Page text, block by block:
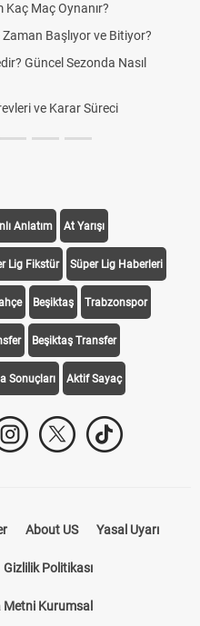
Maç Oynanır?
Başlıyor ve Bitiyor?
Güncel Sezonda Nasıl
ve Karar Süreci
Anlatım At Yarışı
Lig Fikstür Süper Lig Haberleri
Beşiktaş Trabzonspor
Beşiktaş Transfer
Sonuçları Aktif Sayaç
About US Yasal Uyarı
Gizlilik Politikası
Metni Kurumsal